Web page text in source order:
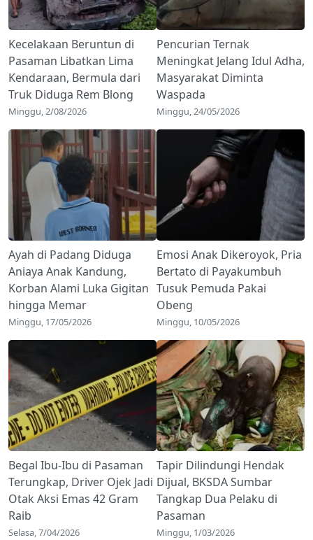
Kecelakaan Beruntun di
Pasaman Libatkan Lima
Kendaraan, Bermula dari
Truk Diduga Rem Blong
Minggu, 2/08/2026
Pencurian Ternak
Meningkat Jelang Idul Adha,
Masyarakat Diminta
Waspada
Minggu, 24/05/2026
Ayah di Padang Diduga
Aniaya Anak Kandung,
Korban Alami Luka Gigitan
hingga Memar
Minggu, 17/05/2026
Emosi Anak Dikeroyok, Pria
Bertato di Payakumbuh
Tusuk Pemuda Pakai
Obeng
Minggu, 10/05/2026
Begal Ibu-Ibu di Pasaman
Terungkap, Driver Ojek Jadi
Otak Aksi Emas 42 Gram
Raib
Selasa, 7/04/2026
Tapir Dilindungi Hendak
Dijual, BKSDA Sumbar
Tangkap Dua Pelaku di
Pasaman
Minggu, 1/03/2026